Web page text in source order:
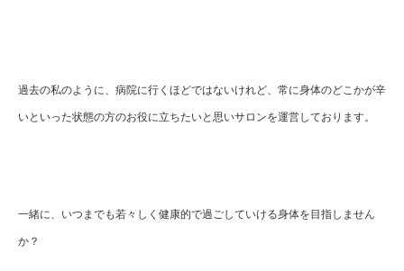
過去の私のように、病院に行くほどではないけれど、常に身体のどこかが辛
いといった状態の方のお役に立ちたいと思いサロンを運営しております。
一緒に、いつまでも若々しく健康的で過ごしていける身体を目指しません
か？